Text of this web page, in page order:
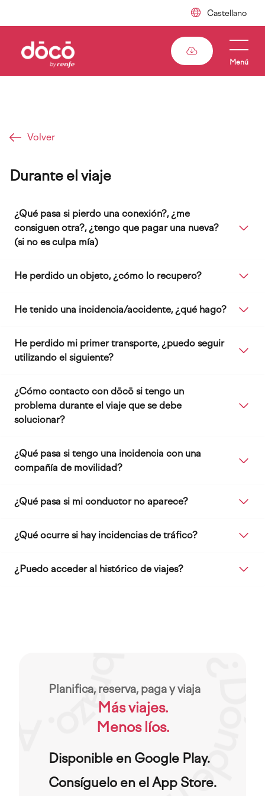
principal
Menú
ayuda
navegación
Volver
Durante el viaje
¿Qué pasa si pierdo una conexión?, ¿me
consiguen otra?, ¿tengo que pagar una nueva?
(si no es culpa mía)
He perdido un objeto, ¿cómo lo recupero?
He tenido una incidencia/accidente, ¿qué hago?
He perdido mi primer transporte, ¿puedo seguir
utilizando el siguiente?
¿Cómo contacto con dōcō si tengo un
problema durante el viaje que se debe
solucionar?
¿Qué pasa si tengo una incidencia con una
compañía de movilidad?
¿Qué pasa si mi conductor no aparece?
¿Qué ocurre si hay incidencias de tráfico?
¿Puedo acceder al histórico de viajes?
Planifica, reserva, paga y viaja
Más viajes.
Menos líos.
Disponible en Google Play.
Consíguelo en el App Store.